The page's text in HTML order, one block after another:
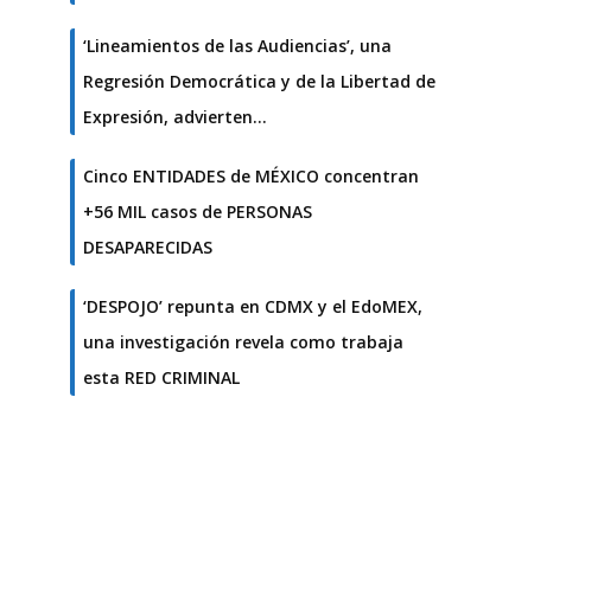
‘Lineamientos de las Audiencias’, una
Regresión Democrática y de la Libertad de
Expresión, advierten…
Cinco ENTIDADES de MÉXICO concentran
+56 MIL casos de PERSONAS
DESAPARECIDAS
‘DESPOJO’ repunta en CDMX y el EdoMEX,
una investigación revela como trabaja
esta RED CRIMINAL